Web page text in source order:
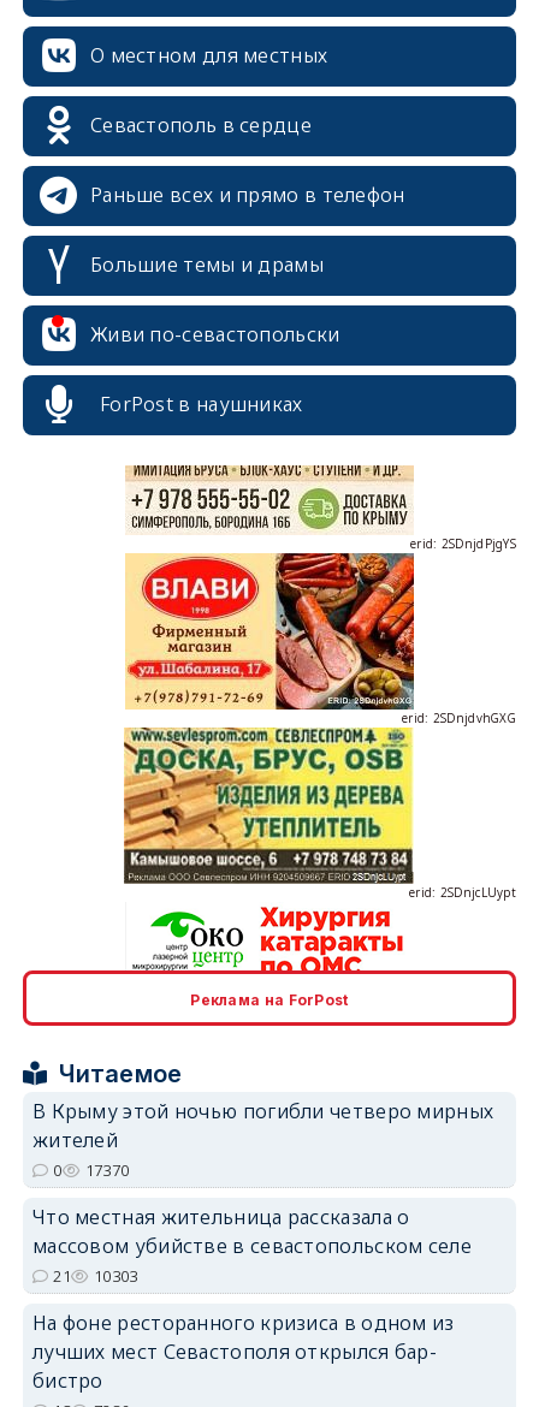
О местном для местных
Севастополь в сердце
Раньше всех и прямо в телефон
Большие темы и драмы
Живи по-севастопольски
ForPost в наушниках
erid: 2SDnjcrDNw6
erid: 2SDnjdPjgYS
erid: 2SDnjdvhGXG
erid: 2SDnjdvhGXG
Реклама на ForPost
Читаемое
В Крыму этой ночью погибли четверо мирных
жителей
0 17370
Что местная жительница рассказала о
массовом убийстве в севастопольском селе
21 10303
На фоне ресторанного кризиса в одном из
лучших мест Севастополя открылся бар-
бистро